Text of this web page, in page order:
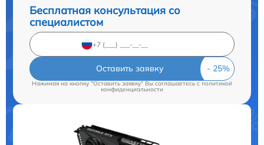
Бесплатная консультация со
специалистом
Оставить заявку
Нажимая на кнопку "Оставить заявку" Вы соглашаетесь c политикой
конфиденциальности